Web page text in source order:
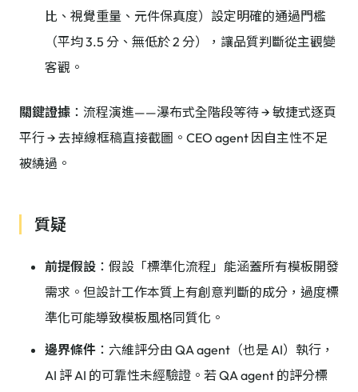
比、視覺重量、元件保真度）設定明確的通過門檻
（平均 3.5 分、無低於 2 分），讓品質判斷從主觀變
客觀。
關鍵證據 ：流程演進——瀑布式全階段等待 → 敏捷式逐頁
平行 → 去掉線框稿直接截圖。CEO agent 因自主性不足
被繞過。
質疑
前提假設 ：假設「標準化流程」能涵蓋所有模板開發
需求。但設計工作本質上有創意判斷的成分，過度標
準化可能導致模板風格同質化。
邊界條件 ：六維評分由 QA agent（也是 AI）執行，
AI 評 AI 的可靠性未經驗證。若 QA agent 的評分標